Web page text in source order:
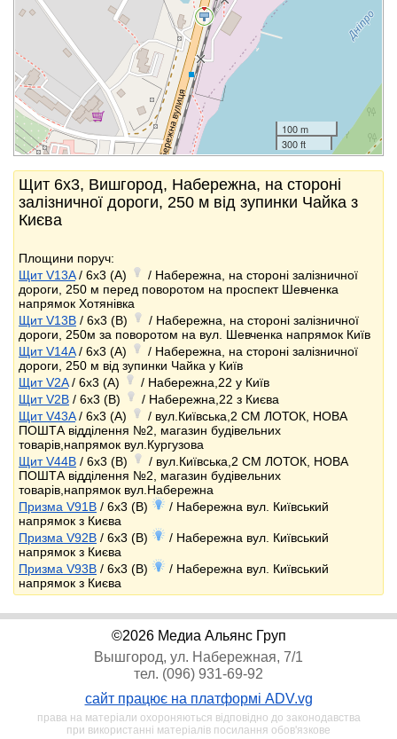
100 m
300 ft
Щит 6x3, Вишгород, Набережна, на стороні
залізничної дороги, 250 м від зупинки Чайка з
Києва
Площини поруч:
Щит V13A/ 6x3 (A)
/ Набережна, на стороні залізничної
дороги, 250 м перед поворотом на проспект Шевченка
напрямок Хотянівка
Щит V13B / 6x3 (B)
/ Набережна, на стороні залізничної
дороги, 250м за поворотом на вул. Шевченка напрямок Київ
Щит V14A/ 6x3 (A)
/ Набережна, на стороні залізничної
дороги, 250 м від зупинки Чайка у Київ
Щит V2A/ 6x3 (A)
/ Набережна,22 у Київ
Щит V2B / 6x3 (B)
/ Набережна,22 з Києва
Щит V43A/ 6x3 (A)
/ вул.Київська,2 СМ ЛОТОК, НОВА
ПОШТА відділення №2, магазин будівельних
товарів,напрямок вул.Кургузова
Щит V44B / 6x3 (B)
/ вул.Київська,2 СМ ЛОТОК, НОВА
ПОШТА відділення №2, магазин будівельних
товарів,напрямок вул.Набережна
Призма V91B / 6x3 (B)
/ Набережна вул. Київський
напрямок з Києва
Призма V92B / 6x3 (B)
/ Набережна вул. Київський
напрямок з Києва
Призма V93B / 6x3 (B)
/ Набережна вул. Київський
напрямок з Києва
©2026 Медиа Альянс Груп
Вышгород, ул. Набережная, 7/1
тел. (096) 931-69-92
сайт працює на платформі ADV.vg
права на матеріали охороняються відповідно до законодавства
при використанні матеріалів посилання обов'язкове